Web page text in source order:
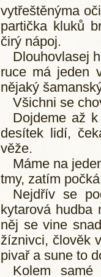
vytřeštěnýma
partička kluků
čirý nápoj.
Dlouhovlasej
ruce má jeden
nějaký
Všichni se
Dojdeme až
desítek lidí,
věže.
Máme na
tmy, zatím
Nejdřív se
kytarová
něj se vine
žíznivci, člověk
pivař a sune to
Kolem